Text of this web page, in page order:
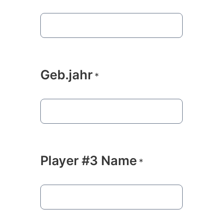
Geb.jahr *
Player #3 Name *